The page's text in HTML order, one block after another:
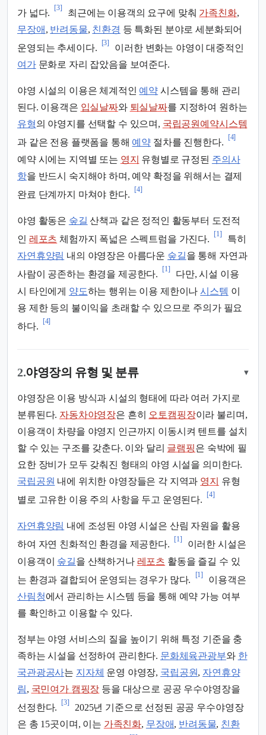
가 넓다.
[3]
최근에는 이용객의 요구에 맞춰 가족친화,
무장애 , 반려동물, 친환경 등 특화된 분야로 세분화되어
운영되는 추세이다.
[3]
이러한 변화는 야영이 대중적인
여가문화로 자리 잡았음을 보여준다.
야영 시설의 이용은 체계적인 예약 시스템을 통해 관리
된다. 이용객은 입실날짜와 퇴실날짜를 지정하여 원하는
유형의 야영지를 선택할 수 있으며, 국립공원예약시스템
과 같은 전용 플랫폼을 통해 예약 절차를 진행한다.
[4]
예약 시에는 지역별 또는 영지 유형별로 규정된 주의사
항을 반드시 숙지해야 하며, 예약 확정을 위해서는 결제
완료 단계까지 마쳐야 한다.
[4]
야영 활동은 숲길 산책과 같은 정적인 활동부터 도전적
인 레포츠 체험까지 폭넓은 스펙트럼을 가진다.
[1]
특히
자연휴양림 내의 야영장은 아름다운 숲길을 통해 자연과
사람이 공존하는 환경을 제공한다.
[1]
다만, 시설 이용
시 타인에게 양도하는 행위는 이용 제한이나시스템 이
용 제한 등의 불이익을 초래할 수 있으므로 주의가 필요
하다.
[4]
2.야영장의 유형 및 분류 ▾
야영장은 이용 방식과 시설의 형태에 따라 여러 가지로
분류된다. 자동차야영장은 흔히 오토캠핑장이라 불리며,
이용객이 차량을 야영지 인근까지 이동시켜 텐트를 설치
할 수 있는 구조를 갖춘다. 이와 달리 글램핑은 숙박에 필
요한 장비가 모두 갖춰진 형태의 야영 시설을 의미한다.
국립공원 내에 위치한 야영장들은 각 지역과 영지
유형
별로 고유한 이용 주의 사항을 두고 운영된다.
[4]
자연휴양림 내에 조성된 야영 시설은 산림 자원을 활용
하여 자연 친화적인 환경을 제공한다.
[1]
이러한 시설은
이용객이 숲길을 산책하거나 레포츠 활동을 즐길 수 있
는 환경과 결합되어 운영되는 경우가 많다.
[1]
이용객은
산림청에서 관리하는 시스템 등을 통해 예약 가능 여부
를 확인하고 이용할 수 있다.
정부는 야영 서비스의 질을 높이기 위해 특정 기준을 충
족하는 시설을 선정하여 관리한다. 문화체육관광부와 한
국관광공사는 지자체 운영 야영장, 국립공원, 자연휴양
림, 국민여가 캠핑장 등을 대상으로 공공 우수야영장을
선정한다.
[3]
2025년 기준으로 선정된 공공 우수야영장
은 총 15곳이며, 이는 가족친화, 무장애, 반려동물, 친환